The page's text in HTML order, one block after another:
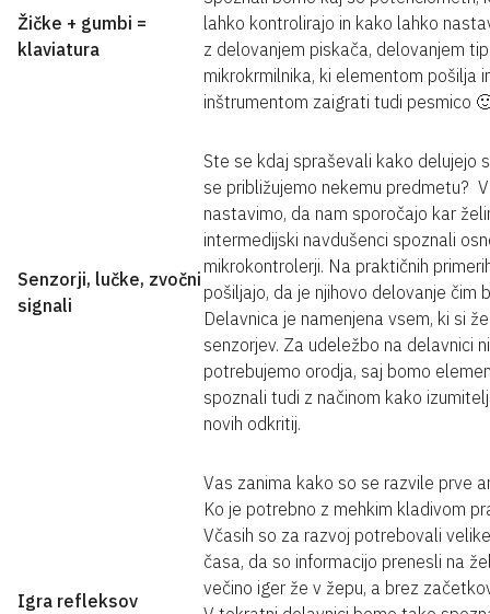
Žičke + gumbi =
klaviatura
lahko kontrolirajo in kako lahko
z delovanjem piskača, delovanjem
mikrokrmilnika, ki elementom pošilja
inštrumentom zaigrati tudi pesmico
Senzorji, lučke, zvočni
signali
Ste se kdaj spraševali kako delujejo
se približujemo nekemu predmetu?
nastavimo, da nam sporočajo kar
intermedijski navdušenci spoznali
mikrokontrolerji. Na praktičnih
pošiljajo, da je njihovo delovanje čim
Delavnica je namenjena vsem, ki si
senzorjev. Za udeležbo na delavnici
potrebujemo orodja, saj bomo
spoznali tudi z načinom kako
novih odkritij.
Igra refleksov
Vas zanima kako so se razvile prve
Ko je potrebno z mehkim kladivom
Včasih so za razvoj potrebovali
časa, da so informacijo prenesli na
večino iger že v žepu, a brez